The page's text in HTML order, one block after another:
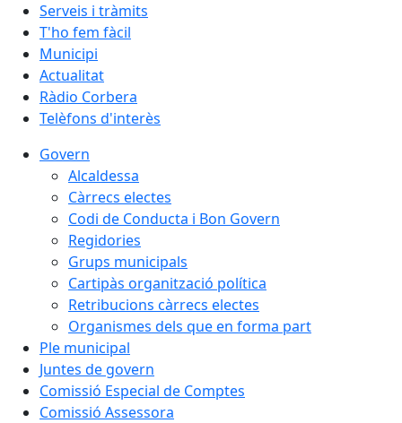
Serveis i tràmits
T'ho fem fàcil
Municipi
Actualitat
Ràdio Corbera
Telèfons d'interès
Govern
Alcaldessa
Càrrecs electes
Codi de Conducta i Bon Govern
Regidories
Grups municipals
Cartipàs organització política
Retribucions càrrecs electes
Organismes dels que en forma part
Ple municipal
Juntes de govern
Comissió Especial de Comptes
Comissió Assessora